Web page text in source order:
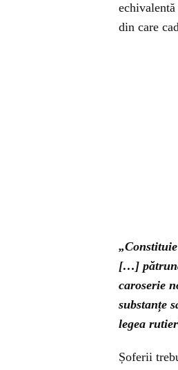
din care
[…]
caroserie
substanțe
legea
Șoferii